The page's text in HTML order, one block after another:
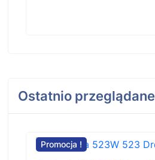
Ostatnio przeglądane
Promocja !